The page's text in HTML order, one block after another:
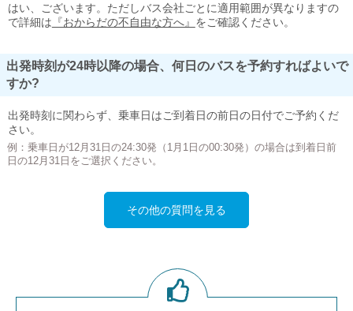
はい、ございます。ただしバス会社ごとに適用範囲が異なりますの
で詳細は 『おからだの不自由な方へ』 をご確認ください。
出発時刻が24時以降の場合、何日のバスを予約すればよいで
すか?
出発時刻に関わらず、乗車日はご到着日の前日の日付でご予約くだ
さい。
例：乗車日が12月31日の24:30発（1月1日の00:30発）の場合は到着日前
日の12月31日をご選択ください。
その他の質問を見る